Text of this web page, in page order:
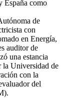
España como
de
con
en Energía,
auditor de
una estancia
la Universidad de
con la
del